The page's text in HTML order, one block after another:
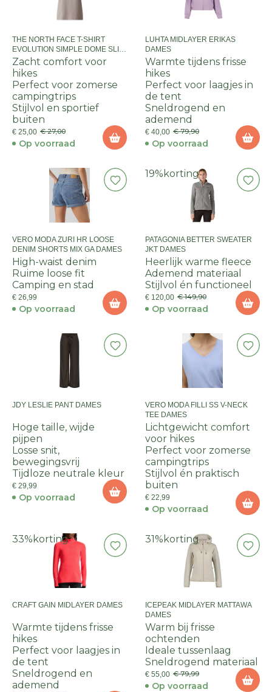
THE NORTH FACE T-SHIRT
EVOLUTION SIMPLE DOME SLIM
S/S DAMES
Zacht comfort voor
hikes
Perfect voor zomerse
campingtrips
Stijlvol en sportief
buiten
€ 25,00 € 27,00
Op voorraad
LUHTA MIDLAYER ERIKAS
DAMES
Warmte tijdens frisse
hikes
Perfect voor laagjes in
de tent
Sneldrogend en
ademend
€ 40,00 € 79,90
Op voorraad
VERO MODA ZURI HR LOOSE
DENIM SHORTS MIX GA DAMES
High-waist denim
Ruime loose fit
Camping en stad
€ 26,99
Op voorraad
19% korting
PATAGONIA BETTER SWEATER
JKT DAMES
Heerlijk warme fleece
Ademend materiaal
Stijlvol én functioneel
€ 120,00 € 149,90
Op voorraad
JDY LESLIE PANT DAMES
Hoge taille, wijde
pijpen
Losse snit,
bewegingsvrij
Tijdloze neutrale kleur
€ 29,99
Op voorraad
VERO MODA FILLI SS V-NECK
TEE DAMES
Lichtgewicht comfort
voor hikes
Perfect voor zomerse
campingtrips
Stijlvol én praktisch
buiten
€ 22,99
Op voorraad
33% korting
CRAFT GAIN MIDLAYER DAMES
Warmte tijdens frisse
hikes
Perfect voor laagjes in
de tent
Sneldrogend en
ademend
31% korting
ICEPEAK MIDLAYER MATTAWA
DAMES
Warm bij frisse
ochtenden
Ideale tussenlaag
Sneldrogend materiaal
€ 55,00 € 79,99
Op voorraad